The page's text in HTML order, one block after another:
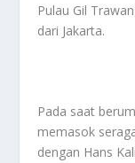
Pulau Gil
dari Jakarta.
Pada saat
memasok
dengan Hans